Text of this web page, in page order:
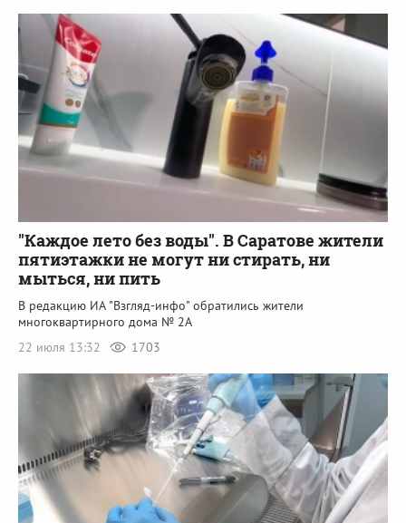
"Каждое лето без воды". В Саратове жители
пятиэтажки не могут ни стирать, ни
мыться, ни пить
В редакцию ИА "Взгляд-инфо" обратились жители
многоквартирного дома № 2А
22 июля 13:32
1703